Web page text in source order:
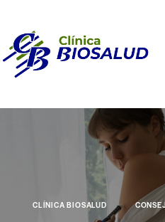
CLÍNICA BIOSALUD